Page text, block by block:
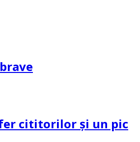
cititorilor și un pic